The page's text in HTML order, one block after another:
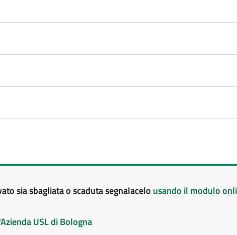
sia sbagliata o scaduta segnalacelo usando il modulo
USL di Bologna